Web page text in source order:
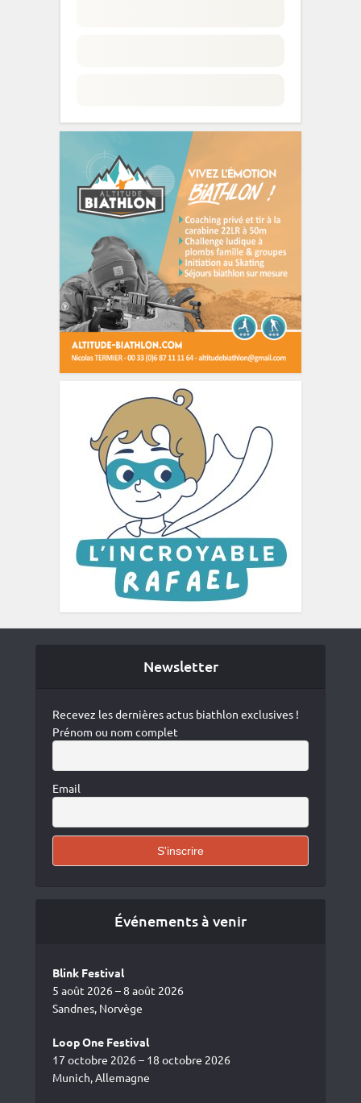
Newsletter
Recevez les dernières actus biathlon exclusives !
Prénom ou nom complet
Email
Événements à venir
Blink Festival
5 août 2026 – 8 août 2026
Sandnes, Norvège
Loop One Festival
17 octobre 2026 – 18 octobre 2026
Munich, Allemagne